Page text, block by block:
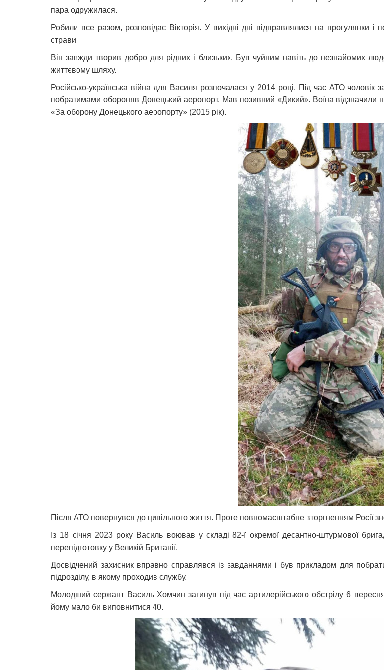
пара одружилася.
Робили все разом, розповідає Вікторія. У вихідні дні відправлялися на прогулянки
страви.
Він завжди творив добро для рідних і близьких. Був чуйним навіть до незнайомих
життєвому шляху.
Російсько-українська війна для Василя розпочалася у 2014 році. Під час АТО чоловік
побратимами обороняв Донецький аеропорт. Мав позивний «Дикий». Воїна відзначили
«За оборону Донецького аеропорту» (2015 рік).
Після АТО повернувся до цивільного життя. Проте повномасштабне вторгненням Росії
Із 18 січня 2023 року Василь воював у складі 82-ї окремої десантно-штурмової
перепідготовку у Великій Британії.
Досвідчений захисник вправно справлявся із завданнями і був прикладом для
підрозділу, в якому проходив службу.
Молодший сержант Василь Хомчин загинув під час артилерійського обстрілу 6
йому мало би виповнитися 40.